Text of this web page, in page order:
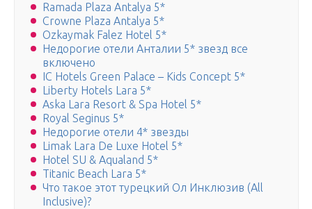
Ramada Plaza Antalya 5*
Crowne Plaza Antalya 5*
Ozkaymak Falez Hotel 5*
Недорогие отели Анталии 5* звезд все
включено
IC Hotels Green Palace – Kids Concept 5*
Liberty Hotels Lara 5*
Aska Lara Resort & Spa Hotel 5*
Royal Seginus 5*
Недорогие отели 4* звезды
Limak Lara De Luxe Hotel 5*
Hotel SU & Aqualand 5*
Titanic Beach Lara 5*
Что такое этот турецкий Ол Инклюзив (All
Inclusive)?